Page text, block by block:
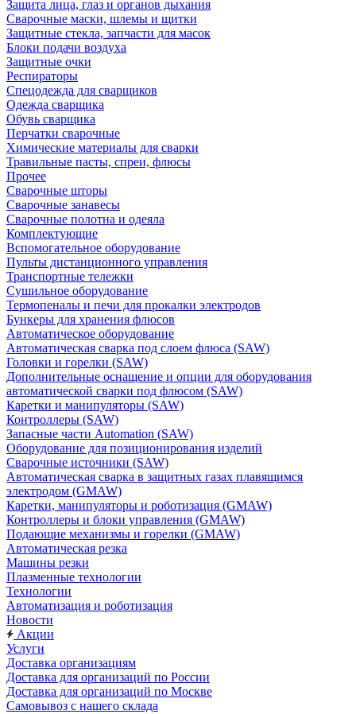
Защита лица, глаз и органов дыхания
Сварочные маски, шлемы и щитки
Защитные стекла, запчасти для масок
Блоки подачи воздуха
Защитные очки
Респираторы
Спецодежда для сварщиков
Одежда сварщика
Обувь сварщика
Перчатки сварочные
Химические материалы для сварки
Травильные пасты, спреи, флюсы
Прочее
Сварочные шторы
Сварочные занавесы
Сварочные полотна и одеяла
Комплектующие
Вспомогательное оборудование
Пульты дистанционного управления
Транспортные тележки
Сушильное оборудование
Термопеналы и печи для прокалки электродов
Бункеры для хранения флюсов
Автоматическое оборудование
Автоматическая сварка под слоем флюса (SAW)
Головки и горелки (SAW)
Дополнительные оснащение и опции для оборудования
автоматической сварки под флюсом (SAW)
Каретки и манипуляторы (SAW)
Контроллеры (SAW)
Запасные части Automation (SAW)
Оборудование для позиционирования изделий
Сварочные источники (SAW)
Автоматическая сварка в защитных газах плавящимся
электродом (GMAW)
Каретки, манипуляторы и роботизация (GMAW)
Контроллеры и блоки управления (GMAW)
Подающие механизмы и горелки (GMAW)
Автоматическая резка
Машины резки
Плазменные технологии
Технологии
Автоматизация и роботизация
Новости
Акции
Услуги
Доставка организациям
Доставка для организаций по России
Доставка для организаций по Москве
Самовывоз с нашего склада